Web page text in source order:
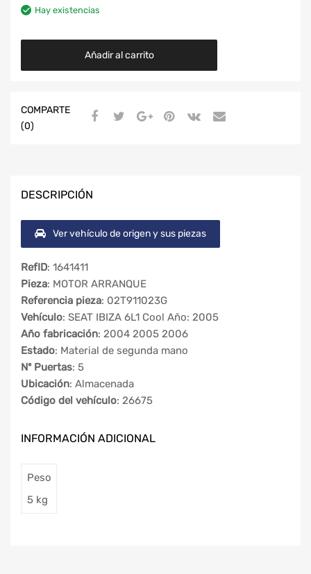
Hay existencias
Añadir al carrito
COMPARTE
(0)
DESCRIPCIÓN
Ver vehículo de origen y sus piezas
RefID: 1641411
Pieza: MOTOR ARRANQUE
Referencia pieza: 02T911023G
Vehículo: SEAT IBIZA 6L1 Cool Año: 2005
Año fabricación: 2004 2005 2006
Estado: Material de segunda mano
Nº Puertas: 5
Ubicación: Almacenada
Código del vehículo: 26675
INFORMACIÓN ADICIONAL
Peso
5 kg